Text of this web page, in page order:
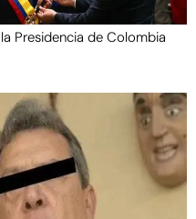
Presidencia de Colombia